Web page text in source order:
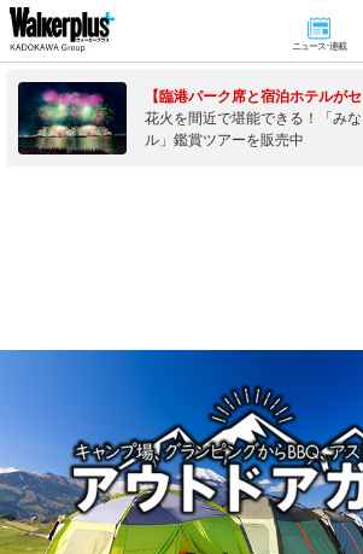
ニュース･連載
【臨港パーク席と宿泊ホテルがセ
花火を間近で堪能できる！「み
ル」鑑賞ツアーを販売中